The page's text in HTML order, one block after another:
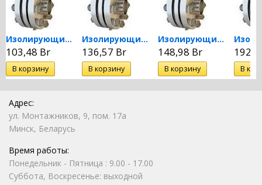
Изолирующие фланцевые...
103,48 Br
Изолирующие фланцевые...
136,57 Br
Изолирующие фланцевые...
148,98 Br
Адрес:
ул. Монтажников, 9, пом. 17а
Минск, Беларусь
Время работы:
Понедельник - Пятница : 9.00 - 17.00
Суббота, Воскресенье: выходной